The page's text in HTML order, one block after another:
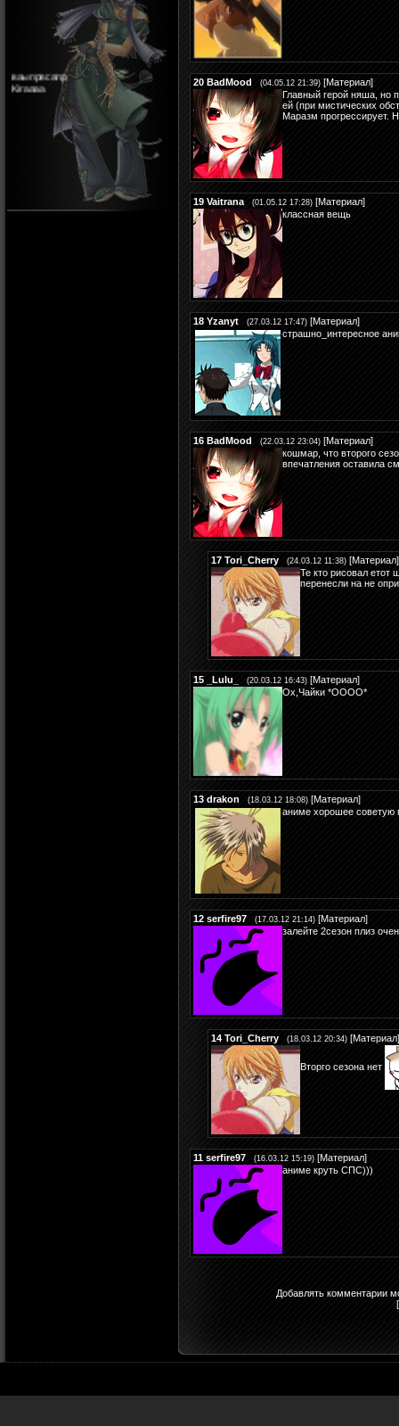
Kiraaaa
20 BadMood (04.05.12 21:39) [Материал]
Главный герой няша, но
ей (при мистических
Маразм прогрессирует.
19 Vaitrana (01.05.12 17:28) [Материал]
классная вещь
18 Yzanyt (27.03.12 17:47) [Материал]
страшно_интересное
16 BadMood (22.03.12 23:04) [Материал]
кошмар, что второго
впечатления оставила
17 Tori_Cherry (24.03.12 11:38) [Материал]
Те кто рисовал етот
перенесли на не
15 _Lulu_ (20.03.12 16:43) [Материал]
Ох,Чайки *ОООО*
13 drakon (18.03.12 18:08) [Материал]
аниме хорошее советую
12 serfire97 (17.03.12 21:14) [Материал]
залейте 2сезон плиз
14 Tori_Cherry (18.03.12 20:34) [Материал]
Вторго сезона нет
11 serfire97 (16.03.12 15:19) [Материал]
аниме круть СПС)))
Добавлять комментарии